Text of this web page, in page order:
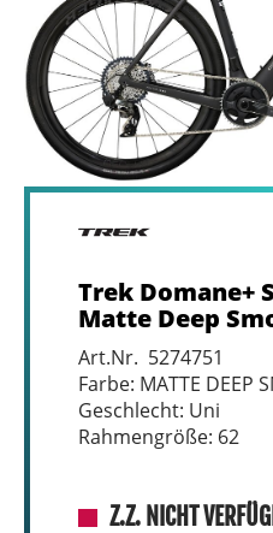
Trek Domane+
Matte Deep
Art.Nr. 5274751
Farbe: MATTE DEEP
Geschlecht: Uni
Rahmengröße: 62
Z.Z. NICHT